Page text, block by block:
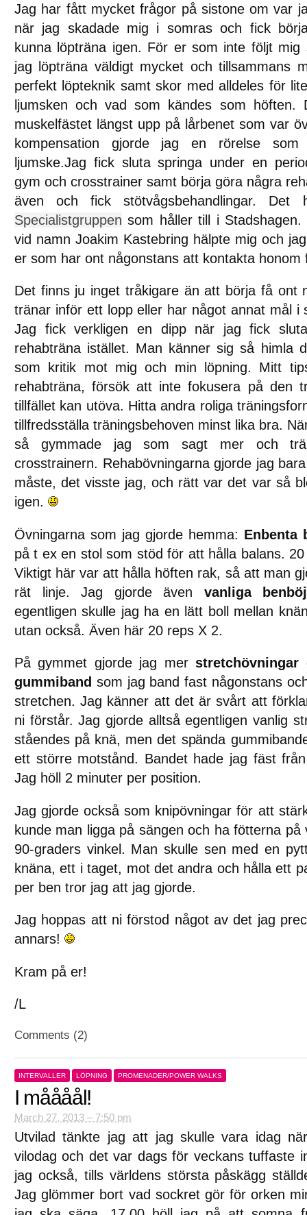
Jag har fått mycket frågor på sistone om var
när jag skadade mig i somras och fick
kunna löpträna igen. För er som inte följt mig
jag löpträna väldigt mycket och tillsammans
perfekt löpteknik samt skor med alldeles för
ljumsken och vad som kändes som höften.
muskelfästet längst upp på lårbenet som var
kompensation gjorde jag en rörelse som
ljumske.Jag fick sluta springa under en
gym och crosstrainer samt börja göra några
även och fick stötvågsbehandlingar.
Specialistgruppen som håller till i
vid namn Joakim Kastebring hälpte mig och
er som har ont någonstans att kontakta honom
Det finns ju inget tråkigare än att börja få ont
tränar inför ett lopp eller har något annat mål i
Jag fick verkligen en dipp när jag fick
rehabträna istället. Man känner sig så himla
som kritik mot mig och min löpning. Mitt
rehabträna, försök att inte fokusera på den
tillfället kan utöva. Hitta andra roliga
tillfredsställa träningsbehoven minst lika bra.
så gymmade jag som sagt mer och
crosstrainern. Rehabövningarna gjorde jag
måste, det visste jag, och rätt var det var så
igen.
Övningarna som jag gjorde hemma: Enbenta
på t ex en stol som stöd för att hålla balans.
Viktigt här var att hålla höften rak, så att man
rät linje. Jag gjorde även vanliga benböj
egentligen skulle jag ha en lätt boll mellan
utan också. Även här 20 reps X 2.
På gymmet gjorde jag mer
gummiband som jag band fast någonstans
stretchen. Jag känner att det är svårt att
ni förstår. Jag gjorde alltså egentligen vanlig
ståendes på knä, men det spända
ett större motstånd. Bandet hade jag fäst
Jag höll 2 minuter per position.
Jag gjorde också som knipövningar för att
kunde man ligga på sängen och ha fötterna på
90-graders vinkel. Man skulle sen med en
knäna, ett i taget, mot det andra och hålla ett
per ben tror jag att jag gjorde.
Jag hoppas att ni förstod något av det jag
annars!
Kram på er!
/L
Comments (2)
INTERVALLER LÖPNING PROMENADER/POWER WALKS
I måååål!
March 27, 2013 – 7:50 pm
Utvilad tänkte jag att jag skulle vara idag
vilodag och det var dags för veckans tuffaste
jag också, tills världens största påskägg
Jag glömmer bort vad sockret gör för orken